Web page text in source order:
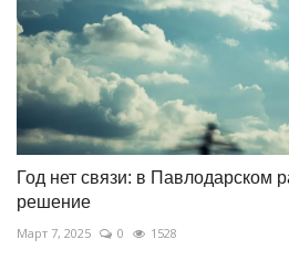
Год нет связи: в Павлодарском
решение
Март 7, 2025 0 1528